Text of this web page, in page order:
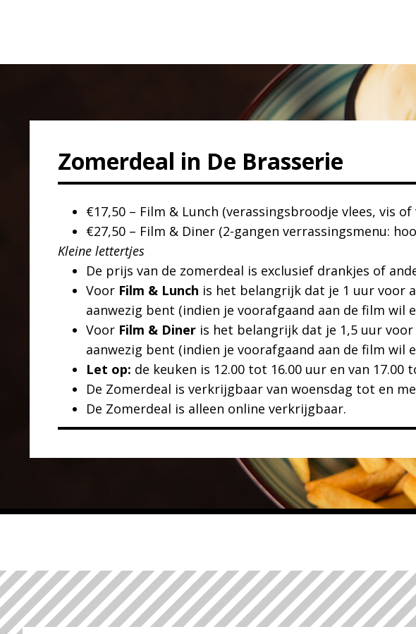
Zomerdeal in De Brasserie
€17,50 – Film & Lunch (verassingsbroodje vlees, vis of
€27,50 – Film & Diner (2-gangen verrassingsmenu:
Kleine lettertjes
De prijs van de zomerdeal is exclusief drankjes of
Voor Film & Lunch is het belangrijk dat je 1 uur voor
aanwezig bent (indien je voorafgaand aan de film wil
Voor Film & Diner is het belangrijk dat je 1,5 uur
aanwezig bent (indien je voorafgaand aan de film wil
Let op: de keuken is 12.00 tot 16.00 uur en van 17.00
De Zomerdeal is verkrijgbaar van woensdag tot en
De Zomerdeal is alleen online verkrijgbaar.